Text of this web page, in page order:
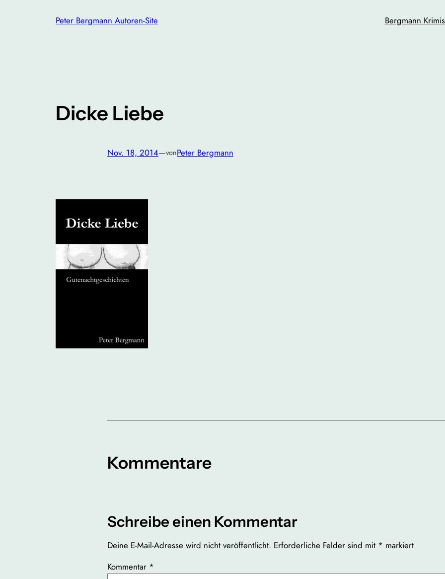
Peter Bergmann Autoren-Site Bergmann Krimis
Dicke Liebe
Nov. 18, 2014—vonPeter Bergmann
Kommentare
Schreibe einen Kommentar
Deine E-Mail-Adresse wird nicht veröffentlicht. Erforderliche Felder sind mit * markiert
Kommentar *